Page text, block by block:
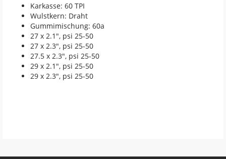
Karkasse: 60 TPI
Wulstkern: Draht
Gummimischung: 60a
27 x 2.1", psi 25-50
27 x 2.3", psi 25-50
27.5 x 2.3", psi 25-50
29 x 2.1", psi 25-50
29 x 2.3", psi 25-50